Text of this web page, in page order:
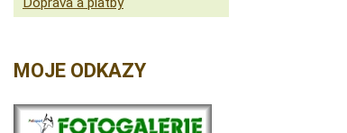
MOJE ODKAZY